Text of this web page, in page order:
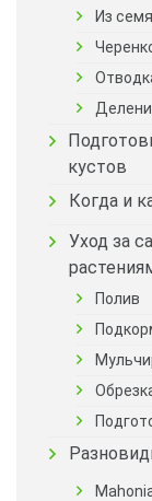
Из
кустов
Когда и
Уход за
Полив